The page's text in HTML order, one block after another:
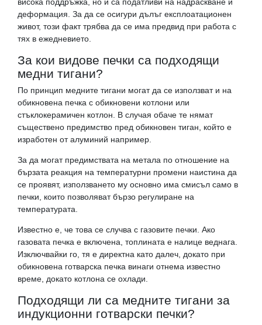
висока поддръжка, но и са податливи на надраскване и
деформация. За да се осигури дълъг експлоатационен
живот, този факт трябва да се има предвид при работа с
тях в ежедневието.
За кои видове печки са подходящи
медни тигани?
По принцип медните тигани могат да се използват и на
обикновена печка с обикновени котлони или
стъклокерамичен котлон. В случая обаче те нямат
съществено предимство пред обикновен тиган, който е
изработен от алуминий например.
За да могат предимствата на метала по отношение на
бързата реакция на температурни промени наистина да
се проявят, използването му основно има смисъл само в
печки, които позволяват бързо регулиране на
температурата.
Известно е, че това се случва с газовите печки. Ако
газовата печка е включена, топлината е налице веднага.
Изключвайки го, тя е директна като далеч, докато при
обикновена готварска печка винаги отнема известно
време, докато котлона се охлади.
Подходящи ли са медните тигани за
индукционни готварски печки?